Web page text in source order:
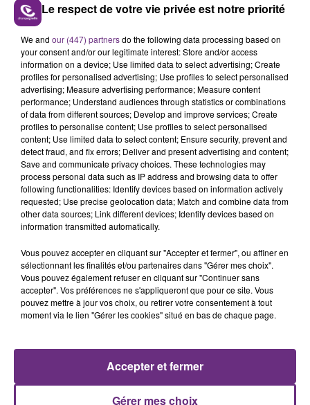
FIL D'ACTU
7 août 2026
LA CENTRALE NUCLÉAIRE DE CHOOZ
TOUJOURS À L'ARRÊT
Cela fait déjà une semaine que la centrale
nucléaire ardennaise est à l'arrêt. Une situation
présente.
LE MAGASIN JOUÉCLUB DE REIMS FERME
rémois. Le magasin JouéClub est contraint de
Le respect de votre vie privée est notre priorité
We and our (447) partnersdo the following data processing based on
your consent and/or our legitimate interest: Store and/or access
information on a device; Use limited data to select advertising; Create
profiles for personalised advertising; Use profiles to select personalised
advertising; Measure advertising performance; Measure content
performance; Understand audiences through statistics or combinations
of data from different sources; Develop and improve services; Create
profiles to personalise content; Use profiles to select personalised
content; Use limited data to select content; Ensure security, prevent and
detect fraud, and fix errors; Deliver and present advertising and content;
Save and communicate privacy choices. These technologies may
process personal data such as IP address and browsing data to offer
following functionalities: Identify devices based on information actively
requested; Use precise geolocation data; Match and combine data from
other data sources; Link different devices; Identify devices based on
information transmitted automatically.
Vous pouvez accepter en cliquant sur "Accepter et fermer", ou affiner en
sélectionnant les finalités et/ou partenaires dans "Gérer mes choix".
Vous pouvez également refuser en cliquant sur "Continuer sans
accepter". Vos préférences ne s'appliqueront que pour ce site. Vous
pouvez mettre à jour vos choix, ou retirer votre consentement à tout
moment via le lien "Gérer les cookies" situé en bas de chaque page.
Gérer mes choix
Accepter et fermer